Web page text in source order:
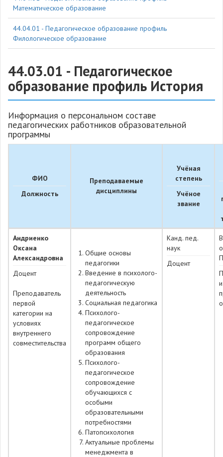
Математическое образование
44.04.01 - Педагогическое образование профиль
Филологическое образование
44.03.01 - Педагогическое
образование профиль История
Информация о персональном составе
педагогических работников образовательной
программы
ФИО
Должность
Преподаваемые
дисциплины
Учёная
степень
Учёное
звание
Андриенко
Оксана
Александровна
Доцент
Преподаватель
первой
категории на
условиях
внутреннего
совместительства
Общие основы
педагогики
Введение в психолого-
педагогическую
деятельность
Социальная педагогика
Психолого-
педагогическое
сопровождение
программ общего
образования
Психолого-
педагогическое
сопровождение
обучающихся с
особыми
образовательными
потребностями
Патопсихология
Актуальные проблемы
менеджмента в
Канд. пед.
наук
Доцент